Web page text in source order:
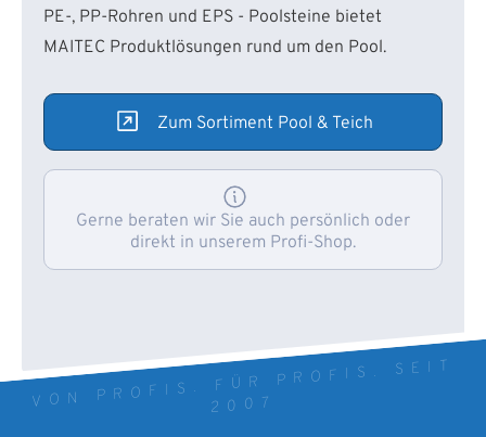
PE-, PP-Rohren und EPS - Poolsteine bietet
MAITEC Produktlösungen rund um den Pool.
Zum Sortiment Pool & Teich
Gerne beraten wir Sie auch persönlich oder
direkt in unserem Profi-Shop.
VON PROFIS. FÜR PROFIS. SEIT
2007